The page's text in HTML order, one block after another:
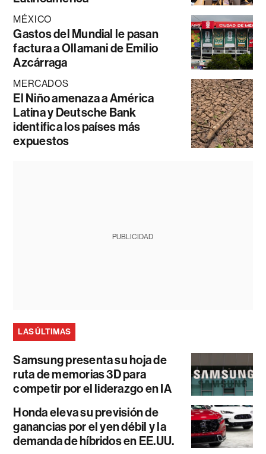
MÉXICO
Gastos del Mundial le pasan
factura a Ollamani de Emilio
Azcárraga
MERCADOS
El Niño amenaza a América
Latina y Deutsche Bank
identifica los países más
expuestos
PUBLICIDAD
LAS ÚLTIMAS
Samsung presenta su hoja de
ruta de memorias 3D para
competir por el liderazgo en IA
Honda eleva su previsión de
ganancias por el yen débil y la
demanda de híbridos en EE.UU.